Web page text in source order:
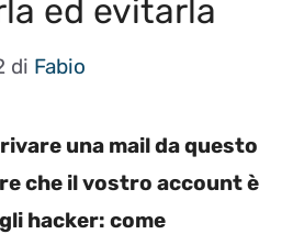
ed evitarla
di Fabio
una mail da questo
che il vostro account è
hacker: come